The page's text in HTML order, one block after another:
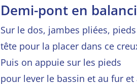
Demi-pont en
Sur le dos, jambes pliées,
tête pour la placer dans ce
Puis on appuie sur les pieds
pour lever le bassin et au fur